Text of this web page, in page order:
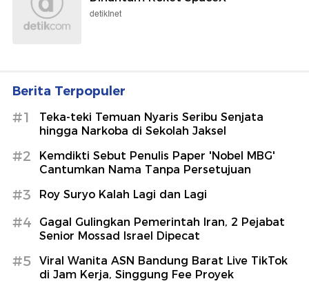
detikInet
Berita Terpopuler
#1
Teka-teki Temuan Nyaris Seribu Senjata
hingga Narkoba di Sekolah Jaksel
#2
Kemdikti Sebut Penulis Paper 'Nobel MBG'
Cantumkan Nama Tanpa Persetujuan
#3 Roy Suryo Kalah Lagi dan Lagi
#4
Gagal Gulingkan Pemerintah Iran, 2 Pejabat
Senior Mossad Israel Dipecat
#5
Viral Wanita ASN Bandung Barat Live TikTok
di Jam Kerja, Singgung Fee Proyek